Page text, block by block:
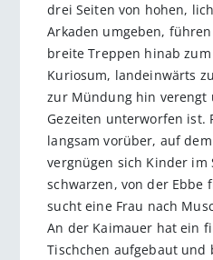
drei Seiten von hohen,
Arkaden umgeben,
breite Treppen hinab
Kuriosum, landeinwärts
zur Mündung hin verengt
Gezeiten unterworfen ist.
langsam vorüber, auf
vergnügen sich Kinder im
schwarzen, von der Ebbe
sucht eine Frau nach
An der Kaimauer hat ein
Tischchen aufgebaut und